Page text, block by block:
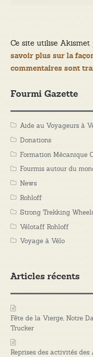
Ce site utilise Akismet
savoir plus sur la
commentaires sont
Fourmi Gazette
Aide au Voyageurs à
Donations
Formation Mécanique
Fourmis autour du
News
Rohloff
Strong Trekking
Vélotaff Rohloff
Voyage à Vélo
Articles récents
Fête de la Vierge, Notre
Trucker
Reprises des activités